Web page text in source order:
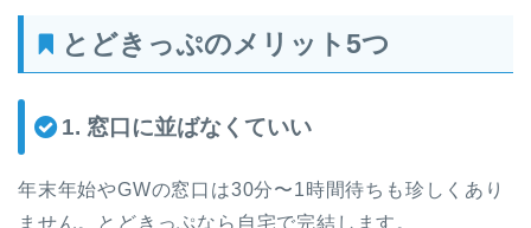
とどきっぷのメリット5つ
1. 窓口に並ばなくていい
年末年始やGWの窓口は30分〜1時間待ちも珍しくあり
ません。とどきっぷなら自宅で完結します。